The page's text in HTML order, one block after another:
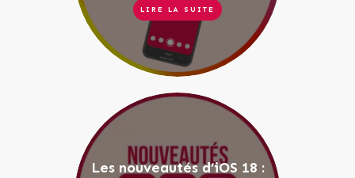
LIRE LA SUITE
Les nouveautés d’iOS 18 :